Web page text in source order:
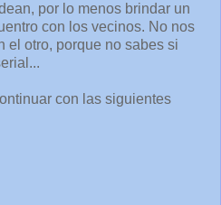
por lo menos brindar un
con los vecinos. No nos
el otro, porque no sabes si
con las siguientes